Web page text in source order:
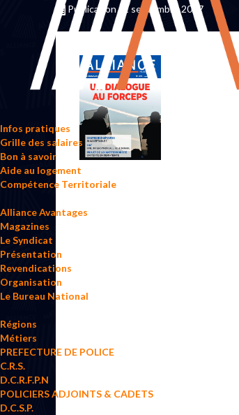
Infos pratiques
Grille des salaires
Bon à savoir
Aide au logement
Compétence Territoriale
Alliance Avantages
Magazines
Le Syndicat
Présentation
Revendications
Organisation
Le Bureau National
Régions
Métiers
PREFECTURE DE POLICE
C.R.S.
D.C.R.F.P.N
POLICIERS ADJOINTS & CADETS
D.C.S.P.
Publication : 1 septembre 2017
Septembre 2017